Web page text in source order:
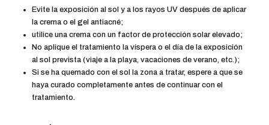
Evite la exposición al sol y a los rayos UV después de aplicar
la crema o el gel antiacné;
utilice una crema con un factor de protección solar elevado;
No aplique el tratamiento la víspera o el día de la exposición
al sol prevista (viaje a la playa, vacaciones de verano, etc.);
Si se ha quemado con el sol la zona a tratar, espere a que se
haya curado completamente antes de continuar con el
tratamiento.